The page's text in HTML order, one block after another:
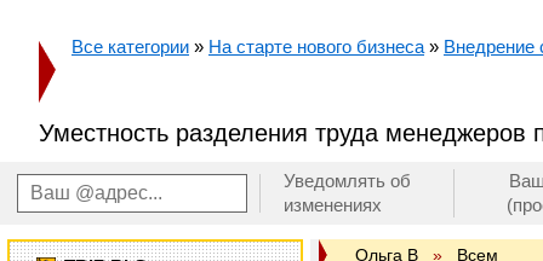
Все категории » На старте нового бизнеса » Внедрение
Уместность разделения труда менеджеров
Уведомлять об
изменениях
Ольга В » Всем